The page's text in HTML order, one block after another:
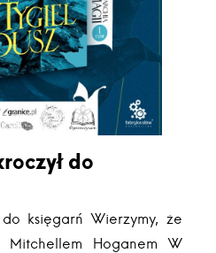
do
do księgarń Wierzymy, że
Mitchellem Hoganem W